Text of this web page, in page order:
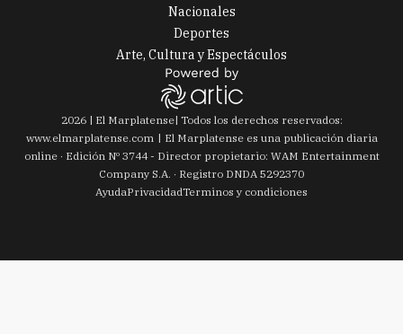
Nacionales
Deportes
Arte, Cultura y Espectáculos
2026| El Marplatense| Todos los derechos reservados:
www.elmarplatense.com
El Marplatense es una publicación diaria
online · Edición Nº 3744- Director propietario: WAM Entertainment
Company S.A. · Registro DNDA 5292370
AyudaPrivacidadTerminos y condiciones